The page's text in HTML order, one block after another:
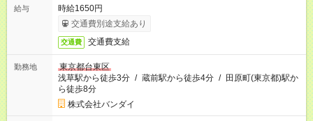
給与
時給1650円
交通費別途支給あり
交通費 交通費支給
勤務地
東京都台東区
浅草駅から徒歩3分 / 蔵前駅から徒歩4分 / 田原町(東京都)駅か
ら徒歩8分
株式会社バンダイ